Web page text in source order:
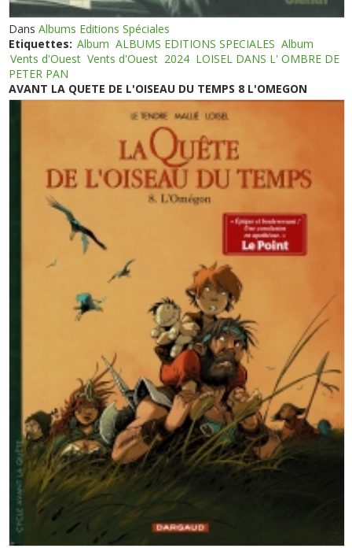
DansAlbums Editions Spéciales
Etiquettes: Album ALBUMS EDITIONS SPECIALES Album
Vents d'Ouest Vents d'Ouest 2024 LOISEL DANS L' OMBRE DE
PETER PAN
AVANT LA QUETE DE L'OISEAU DU TEMPS 8 L'OMEGON